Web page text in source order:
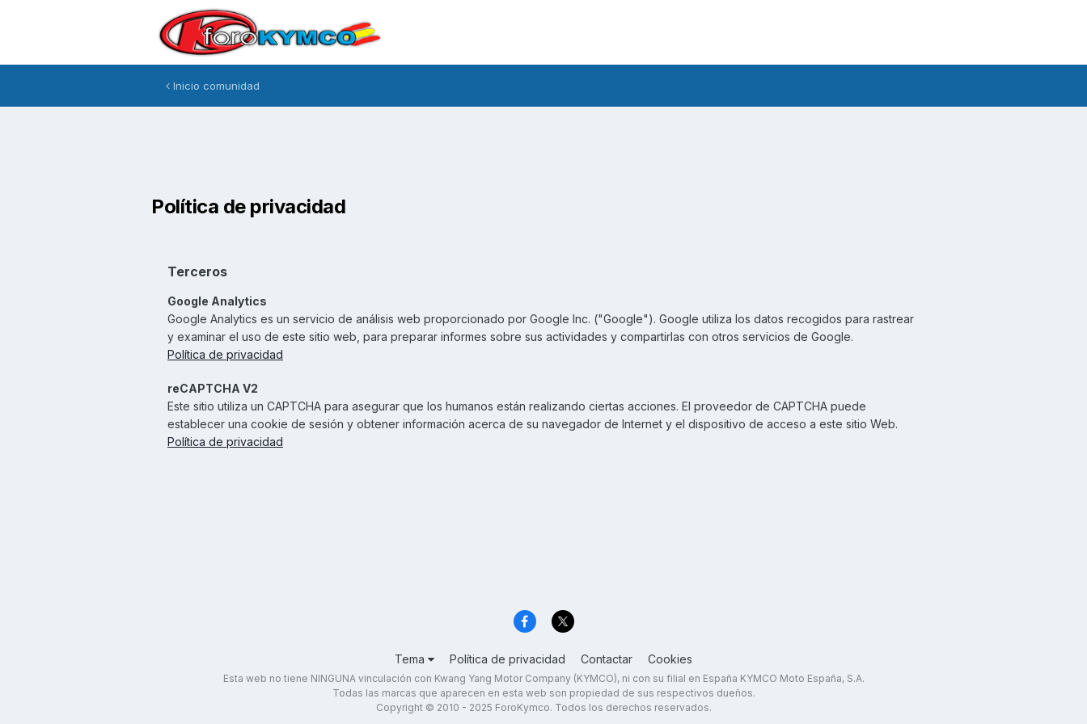
Inicio comunidad
Política de privacidad
Terceros
Google Analytics
Google Analytics es un servicio de análisis web proporcionado por Google Inc. ("Google"). Google utiliza los datos recogidos para rastrear
y examinar el uso de este sitio web, para preparar informes sobre sus actividades y compartirlas con otros servicios de Google.
Política de privacidad
reCAPTCHA V2
Este sitio utiliza un CAPTCHA para asegurar que los humanos están realizando ciertas acciones. El proveedor de CAPTCHA puede
establecer una cookie de sesión y obtener información acerca de su navegador de Internet y el dispositivo de acceso a este sitio Web.
Política de privacidad
Tema Política de privacidad Contactar Cookies
Esta web no tiene NINGUNA vinculación con Kwang Yang Motor Company (KYMCO), ni con su filial en España KYMCO Moto España, S.A.
Todas las marcas que aparecen en esta web son propiedad de sus respectivos dueños.
Copyright © 2010 - 2025 ForoKymco. Todos los derechos reservados.